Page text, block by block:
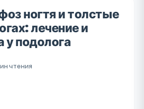
ногтя и толстые
лечение и
у подолога
чтения